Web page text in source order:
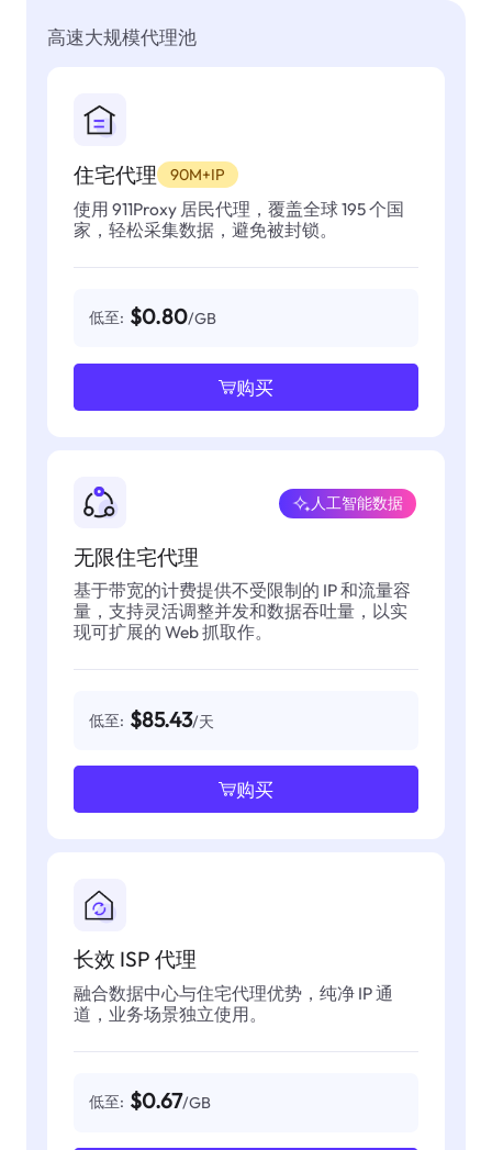
高速大规模代理池
住宅代理 90M+IP
使用 911Proxy 居民代理，覆盖全球 195 个国
家，轻松采集数据，避免被封锁。
低至: $0.80/GB
购买
无限住宅代理
人工智能数据
基于带宽的计费提供不受限制的 IP 和流量容
量，支持灵活调整并发和数据吞吐量，以实
现可扩展的 Web 抓取作。
低至: $85.43/天
购买
长效 ISP 代理
融合数据中心与住宅代理优势，纯净 IP 通
道，业务场景独立使用。
低至: $0.67/GB